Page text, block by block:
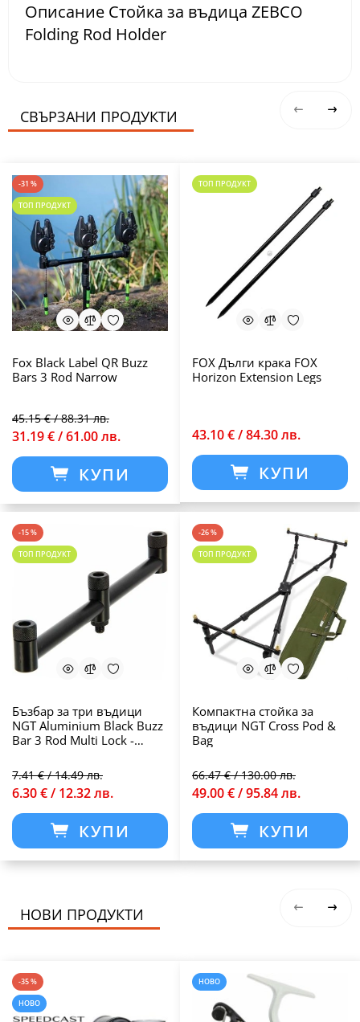
Описание Стойка за въдица ZEBCO
Folding Rod Holder
СВЪРЗАНИ ПРОДУКТИ
-31 %
ТОП ПРОДУКТ
Fox Black Label QR Buzz
Bars 3 Rod Narrow
45.15 € / 88.31 лв.
31.19 € / 61.00 лв.
КУПИ
ТОП ПРОДУКТ
FOX Дълги крака FOX
Horizon Extension Legs
43.10 € / 84.30 лв.
КУПИ
-15 %
ТОП ПРОДУКТ
Бъзбар за три въдици
NGT Aluminium Black Buzz
Bar 3 Rod Multi Lock -
7.41 € / 14.49 лв.
6.30 € / 12.32 лв.
КУПИ
-26 %
ТОП ПРОДУКТ
Компактна стойка за
въдици NGT Cross Pod &
Bag
66.47 € / 130.00 лв.
49.00 € / 95.84 лв.
КУПИ
НОВИ ПРОДУКТИ
-35 %
НОВО
НОВО